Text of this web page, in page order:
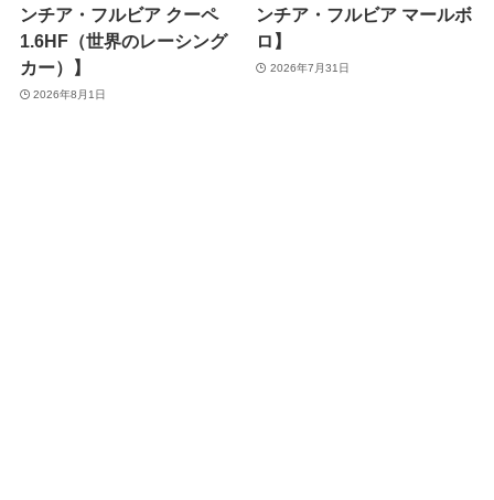
ンチア・フルビア クーペ
1.6HF（世界のレーシング
カー）】
2026年8月1日
ンチア・フルビア マールボ
ロ】
2026年7月31日